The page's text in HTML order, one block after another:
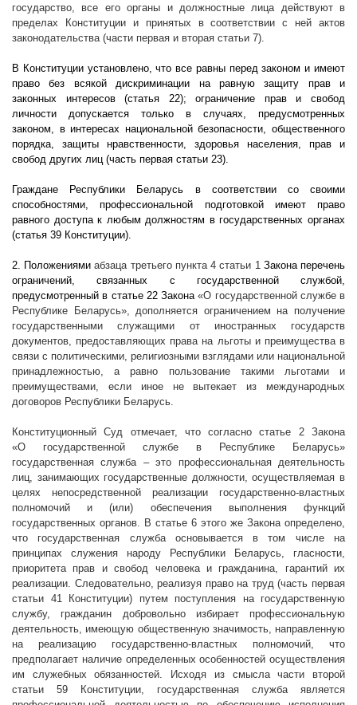
государство, все его органы и должностные лица действуют в
пределах Конституции и принятых в соответствии с ней актов
законодательства (части первая и вторая статьи 7).
В Конституции установлено, что все равны перед законом и имеют
право без всякой дискриминации на равную защиту прав и
законных интересов (статья 22); ограничение прав и свобод
личности допускается только в случаях, предусмотренных
законом, в интересах национальной безопасности, общественного
порядка, защиты нравственности, здоровья населения, прав и
свобод других лиц (часть первая статьи 23).
Граждане Республики Беларусь в соответствии со своими
способностями, профессиональной подготовкой имеют право
равного доступа к любым должностям в государственных органах
(статья 39 Конституции).
2. Положениямиабзаца третьего пункта 4 статьи 1 Закона перечень
ограничений, связанных с государственной службой,
предусмотренный в статье 22 Закона«О государственной службе в
Республике Беларусь», дополняется ограничением на получение
государственными служащими от иностранных государств
документов, предоставляющих права на льготы и преимущества в
связи с политическими, религиозными взглядами или национальной
принадлежностью, а равно пользование такими льготами и
преимуществами, если иное не вытекает из международных
договоров Республики Беларусь.
Конституционный Суд отмечает, что согласно статье 2 Закона
«О государственной службе в Республике Беларусь»
государственная служба – это профессиональная деятельность
лиц, занимающих государственные должности, осуществляемая в
целях непосредственной реализации государственно-властных
полномочий и (или) обеспечения выполнения функций
государственных органов. В статье 6 этого же Закона определено,
что государственная служба основывается в том числе на
принципах служения народу Республики Беларусь, гласности,
приоритета прав и свобод человека и гражданина, гарантий их
реализации. Следовательно, реализуя право на труд (часть первая
статьи 41 Конституции) путем поступления на государственную
службу, гражданин добровольно избирает профессиональную
деятельность, имеющую общественную значимость, направленную
на реализацию государственно-властных полномочий, что
предполагает наличие определенных особенностей осуществления
им служебных обязанностей. Исходя из смысла части второй
статьи 59 Конституции, государственная служба является